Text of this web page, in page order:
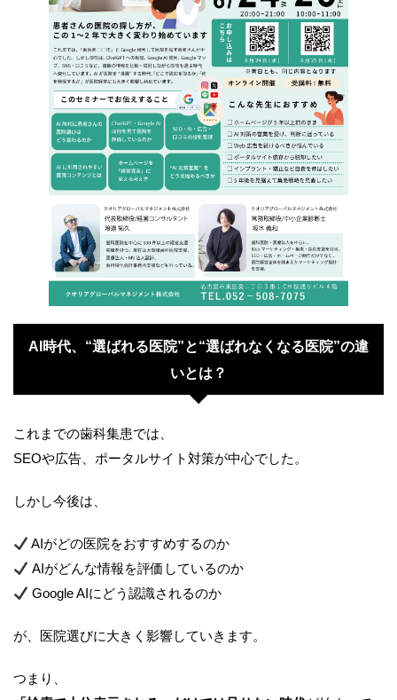
AI時代、“選ばれる医院”と“選ばれなくなる医院”の違
いとは？
これまでの歯科集患では、
SEOや広告、ポータルサイト対策が中心でした。
しかし今後は、
AIがどの医院をおすすめするのか
AIがどんな情報を評価しているのか
Google AIにどう認識されるのか
が、医院選びに大きく影響していきます。
つまり、